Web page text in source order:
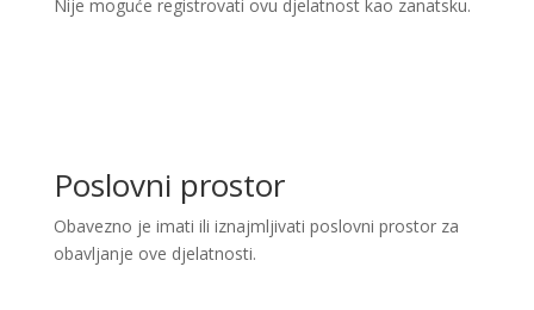
Nije moguće registrovati ovu djelatnost kao zanatsku.
Poslovni prostor
Obavezno je imati ili iznajmljivati poslovni prostor za
obavljanje ove djelatnosti.